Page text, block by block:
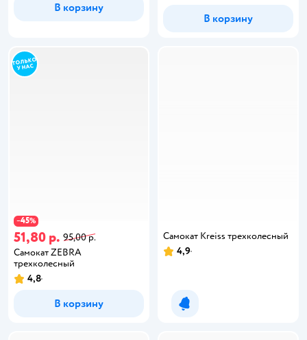
В корзину
В корзину
−45%
51,80 р. 95,00 р.
Самокат ZEBRA
трехколесный
4,8
В корзину
Самокат Kreiss трехколесный
4,9
Уведомить о появлении